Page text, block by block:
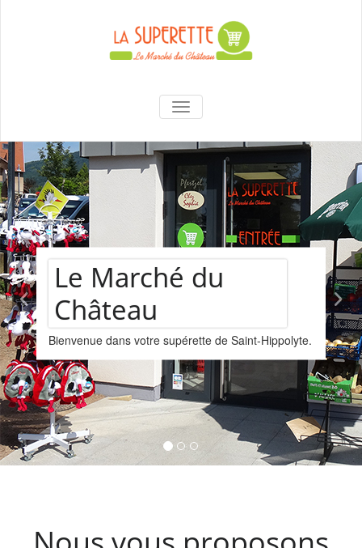
La Superette –
le marché du
château
AFFICHER/MASQUER LA
Assortiment de
vins
Nous vous proposons un assortiments de vins
provenant de la cave Les Faîtières à
Kintzheim-St-Hippolyte.